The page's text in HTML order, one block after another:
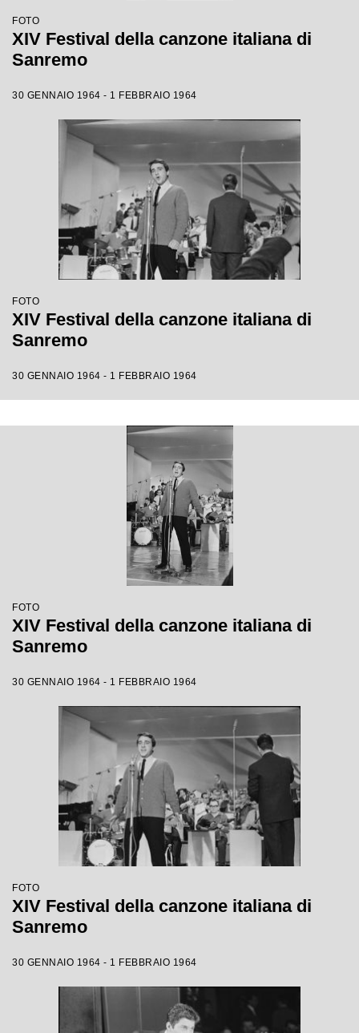
FOTO
XIV Festival della canzone italiana di
Sanremo
30 GENNAIO 1964 - 1 FEBBRAIO 1964
FOTO
XIV Festival della canzone italiana di
Sanremo
30 GENNAIO 1964 - 1 FEBBRAIO 1964
FOTO
XIV Festival della canzone italiana di
Sanremo
30 GENNAIO 1964 - 1 FEBBRAIO 1964
FOTO
XIV Festival della canzone italiana di
Sanremo
30 GENNAIO 1964 - 1 FEBBRAIO 1964